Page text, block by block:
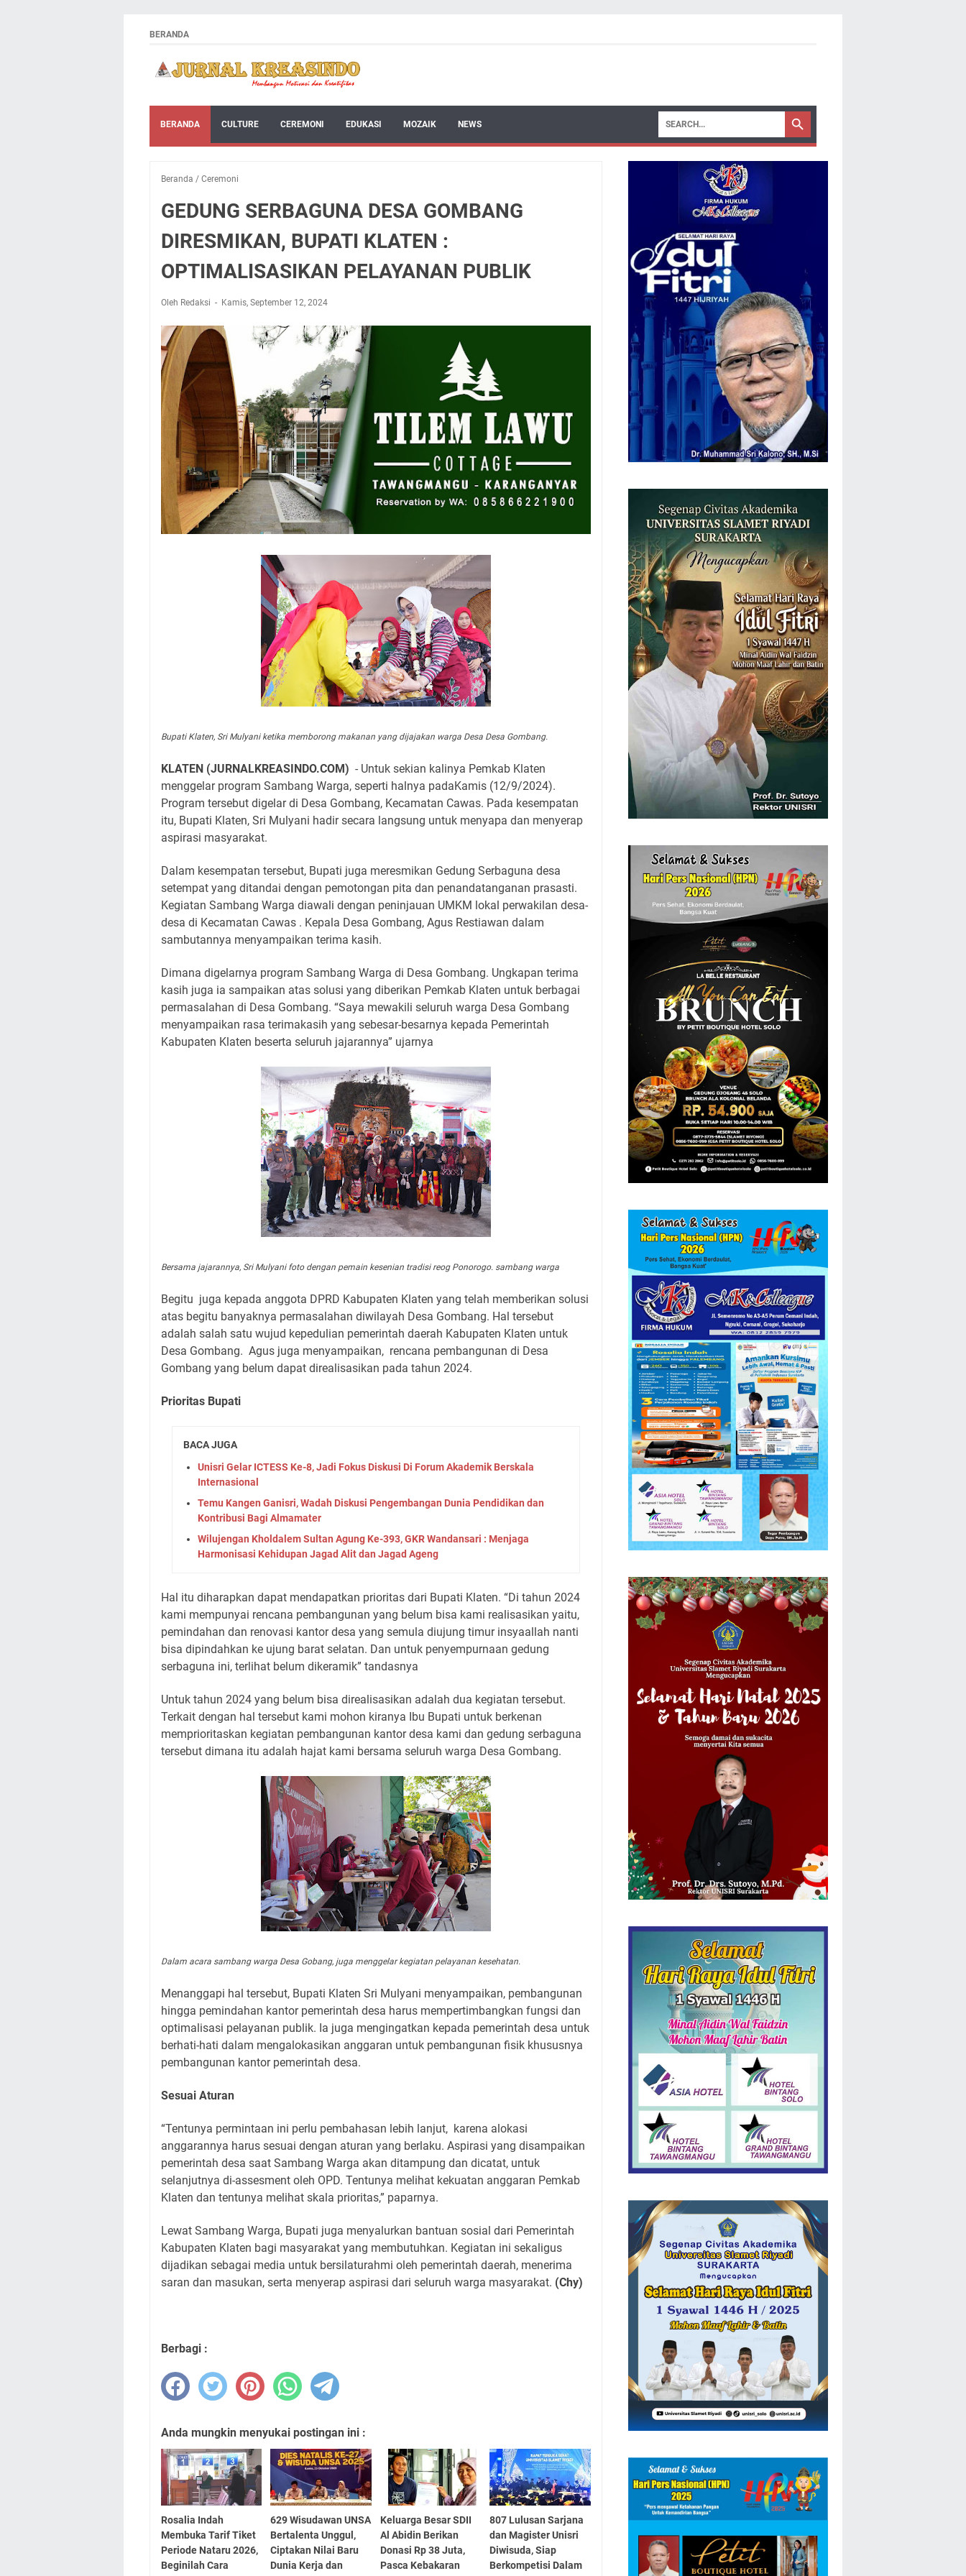
BERANDA
BERANDA CULTURE CEREMONI EDUKASI MOZAIK NEWS
Beranda / Ceremoni
GEDUNG SERBAGUNA DESA GOMBANG
DIRESMIKAN, BUPATI KLATEN :
OPTIMALISASIKAN PELAYANAN PUBLIK
Oleh Redaksi Kamis, September 12, 2024
Bupati Klaten, Sri Mulyani ketika memborong makanan yang dijajakan warga Desa Desa Gombang.
KLATEN (JURNALKREASINDO.COM) - Untuk sekian kalinya Pemkab Klaten
menggelar program Sambang Warga, seperti halnya padaKamis (12/9/2024).
Program tersebut digelar di Desa Gombang, Kecamatan Cawas. Pada kesempatan
itu, Bupati Klaten, Sri Mulyani hadir secara langsung untuk menyapa dan menyerap
aspirasi masyarakat.
Dalam kesempatan tersebut, Bupati juga meresmikan Gedung Serbaguna desa
setempat yang ditandai dengan pemotongan pita dan penandatanganan prasasti.
Kegiatan Sambang Warga diawali dengan peninjauan UMKM lokal perwakilan desa-
desa di Kecamatan Cawas . Kepala Desa Gombang, Agus Restiawan dalam
sambutannya menyampaikan terima kasih.
Dimana digelarnya program Sambang Warga di Desa Gombang. Ungkapan terima
kasih juga ia sampaikan atas solusi yang diberikan Pemkab Klaten untuk berbagai
permasalahan di Desa Gombang. “Saya mewakili seluruh warga Desa Gombang
menyampaikan rasa terimakasih yang sebesar-besarnya kepada Pemerintah
Kabupaten Klaten beserta seluruh jajarannya” ujarnya
Bersama jajarannya, Sri Mulyani foto dengan pemain kesenian tradisi reog Ponorogo. sambang warga
Begitu juga kepada anggota DPRD Kabupaten Klaten yang telah memberikan solusi
atas begitu banyaknya permasalahan diwilayah Desa Gombang. Hal tersebut
adalah salah satu wujud kepedulian pemerintah daerah Kabupaten Klaten untuk
Desa Gombang. Agus juga menyampaikan, rencana pembangunan di Desa
Gombang yang belum dapat direalisasikan pada tahun 2024.
Prioritas Bupati
BACA JUGA
Unisri Gelar ICTESS Ke-8, Jadi Fokus Diskusi Di Forum Akademik Berskala
Internasional
Temu Kangen Ganisri, Wadah Diskusi Pengembangan Dunia Pendidikan dan
Kontribusi Bagi Almamater
Wilujengan Kholdalem Sultan Agung Ke-393, GKR Wandansari : Menjaga
Harmonisasi Kehidupan Jagad Alit dan Jagad Ageng
Hal itu diharapkan dapat mendapatkan prioritas dari Bupati Klaten. “Di tahun 2024
kami mempunyai rencana pembangunan yang belum bisa kami realisasikan yaitu,
pemindahan dan renovasi kantor desa yang semula diujung timur insyaallah nanti
bisa dipindahkan ke ujung barat selatan. Dan untuk penyempurnaan gedung
serbaguna ini, terlihat belum dikeramik” tandasnya
Untuk tahun 2024 yang belum bisa direalisasikan adalah dua kegiatan tersebut.
Terkait dengan hal tersebut kami mohon kiranya Ibu Bupati untuk berkenan
memprioritaskan kegiatan pembangunan kantor desa kami dan gedung serbaguna
tersebut dimana itu adalah hajat kami bersama seluruh warga Desa Gombang.
Dalam acara sambang warga Desa Gobang, juga menggelar kegiatan pelayanan kesehatan.
Menanggapi hal tersebut, Bupati Klaten Sri Mulyani menyampaikan, pembangunan
hingga pemindahan kantor pemerintah desa harus mempertimbangkan fungsi dan
optimalisasi pelayanan publik. Ia juga mengingatkan kepada pemerintah desa untuk
berhati-hati dalam mengalokasikan anggaran untuk pembangunan fisik khususnya
pembangunan kantor pemerintah desa.
Sesuai Aturan
“Tentunya permintaan ini perlu pembahasan lebih lanjut, karena alokasi
anggarannya harus sesuai dengan aturan yang berlaku. Aspirasi yang disampaikan
pemerintah desa saat Sambang Warga akan ditampung dan dicatat, untuk
selanjutnya di-assesment oleh OPD. Tentunya melihat kekuatan anggaran Pemkab
Klaten dan tentunya melihat skala prioritas,” paparnya.
Lewat Sambang Warga, Bupati juga menyalurkan bantuan sosial dari Pemerintah
Kabupaten Klaten bagi masyarakat yang membutuhkan. Kegiatan ini sekaligus
dijadikan sebagai media untuk bersilaturahmi oleh pemerintah daerah, menerima
saran dan masukan, serta menyerap aspirasi dari seluruh warga masyarakat. (Chy)
Berbagi :
Anda mungkin menyukai postingan ini :
Rosalia Indah
Membuka Tarif Tiket
Periode Nataru 2026,
Beginilah Cara
629 Wisudawan UNSA
Bertalenta Unggul,
Ciptakan Nilai Baru
Dunia Kerja dan
Keluarga Besar SDII
Al Abidin Berikan
Donasi Rp 38 Juta,
Pasca Kebakaran
807 Lulusan Sarjana
dan Magister Unisri
Diwisuda, Siap
Berkompetisi Dalam